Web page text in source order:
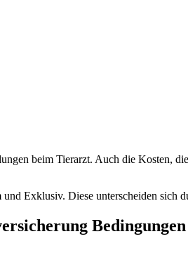
beim Tierarzt. Auch die Kosten,
Exklusiv. Diese unterscheiden sich
Bedingungen